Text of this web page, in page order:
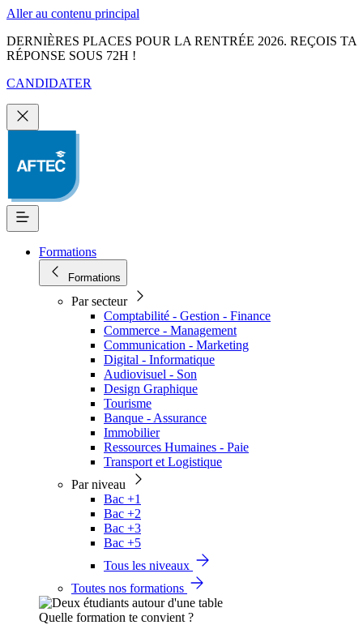
Aller au contenu principal
DERNIÈRES PLACES POUR LA RENTRÉE 2026. REÇOIS TA
RÉPONSE SOUS 72H !
CANDIDATER
Formations
Formations
Par secteur
Comptabilité - Gestion - Finance
Commerce - Management
Communication - Marketing
Digital - Informatique
Audiovisuel - Son
Design Graphique
Tourisme
Banque - Assurance
Immobilier
Ressources Humaines - Paie
Transport et Logistique
Par niveau
Bac +1
Bac +2
Bac +3
Bac +5
Tous les niveaux
Toutes nos formations
Quelle formation te convient ?